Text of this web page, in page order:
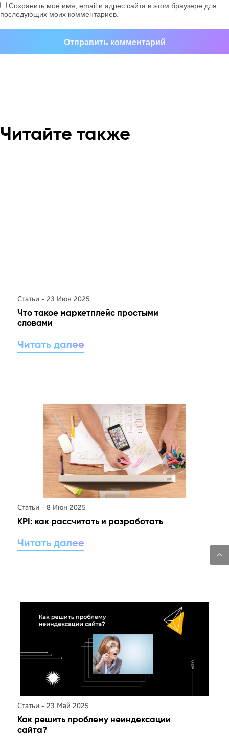
Сохранить моё имя, email и адрес сайта в этом браузере для
последующих моих комментариев.
Читайте также
Статьи - 23 Июн 2025
Что такое маркетплейс простыми
словами
Читать далее
Статьи - 8 Июн 2025
KPI: как рассчитать и разработать
Читать далее
Статьи - 23 Май 2025
Как решить проблему неиндексации
сайта?